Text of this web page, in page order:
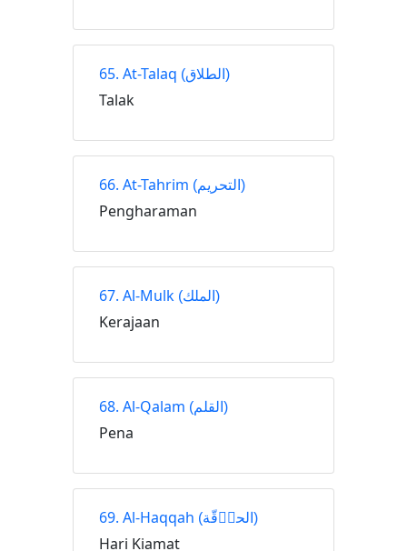
65. At-Talaq (الطلاق)
Talak
66. At-Tahrim (التحريم)
Pengharaman
67. Al-Mulk (الملك)
Kerajaan
68. Al-Qalam (القلم)
Pena
69. Al-Haqqah (الحاۤقّة)
Hari Kiamat